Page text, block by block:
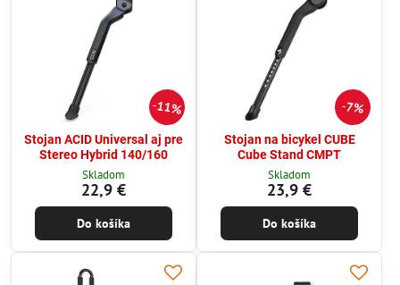
11%
Stojan ACID Universal aj pre
Stereo Hybrid 140/160
Skladom
22,9 €
Do košíka
7%
Stojan na bicykel CUBE
Cube Stand CMPT
Skladom
23,9 €
Do košíka